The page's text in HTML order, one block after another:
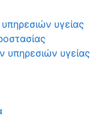
υγείας
υπηρεσιών υγείας